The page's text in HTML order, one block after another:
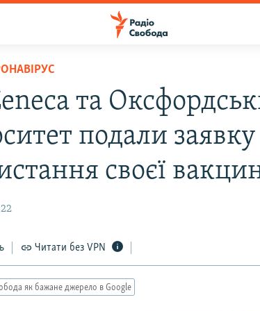
та
подали
своєї
Читати без VPN
як бажане джерело в Google